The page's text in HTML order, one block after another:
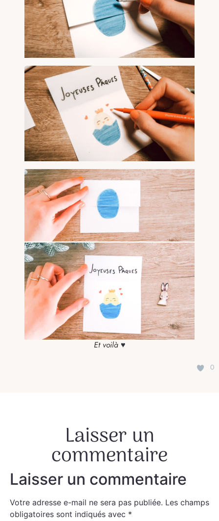
Et voilà ♥
0
Laisser un
commentaire
Laisser un commentaire
Votre adresse e-mail ne sera pas publiée. Les champs
obligatoires sont indiqués avec *